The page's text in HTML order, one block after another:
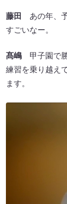
藤田
あの年、
すごいなー。
髙嶋 甲子園で
練習を乗り越え
ます。